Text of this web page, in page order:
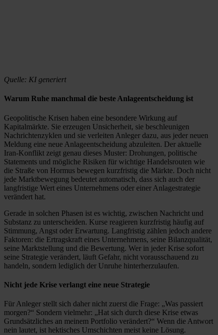
Quelle: KI generiert
Warum Ruhe manchmal die beste Anlageentscheidung ist
Geopolitische Krisen haben eine besondere Wirkung auf
Kapitalmärkte. Sie erzeugen Unsicherheit, sie beschleunigen
Nachrichtenzyklen und sie verleiten Anleger dazu, aus jeder neuen
Meldung eine neue Anlageentscheidung abzuleiten. Der aktuelle
Iran-Konflikt zeigt genau dieses Muster: Drohungen, politische
Statements und mögliche Risiken für wichtige Handelsrouten wie
die Straße von Hormus bewegen kurzfristig die Märkte. Doch nicht
jede Marktbewegung bedeutet automatisch, dass sich auch der
langfristige Wert eines Unternehmens oder einer Anlagestrategie
verändert hat.
Gerade in solchen Phasen ist es wichtig, zwischen Nachricht und
Substanz zu unterscheiden. Kurse reagieren kurzfristig häufig auf
Stimmung, Angst oder Erwartung. Langfristig zählen jedoch andere
Faktoren: die Ertragskraft eines Unternehmens, seine Bilanzqualität,
seine Marktstellung und die Bewertung. Wer in jeder Krise sofort
seine Strategie verändert, läuft Gefahr, nicht vorausschauend zu
handeln, sondern lediglich der Unruhe hinterherzulaufen.
Nicht jede Krise verlangt eine neue Strategie
Für Anleger stellt sich daher nicht zuerst die Frage: „Was passiert
morgen?“ Sondern vielmehr: „Hat sich durch diese Krise etwas
Grundsätzliches an meinem Portfolio verändert?“ Wenn die Antwort
nein lautet, ist hektisches Umschichten meist keine Lösung.